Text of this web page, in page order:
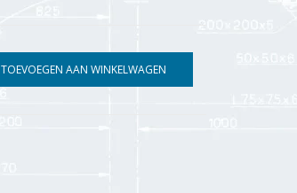
TOEVOEGEN AAN WINKELWAGEN